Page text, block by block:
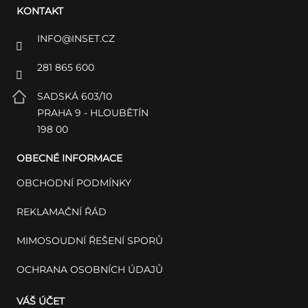
KONTAKT
INFO@INSET.CZ
281 865 600
SADSKÁ 603/10
PRAHA 9 - HLOUBĚTÍN
198 00
OBECNÉ INFORMACE
OBCHODNÍ PODMÍNKY
REKLAMAČNÍ ŘÁD
MIMOSOUDNÍ ŘEŠENÍ SPORŮ
OCHRANA OSOBNÍCH ÚDAJŮ
VÁŠ ÚČET